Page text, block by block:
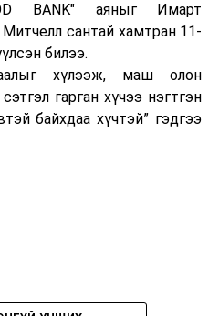
BANK" аяныг Имарт
сантай хамтран 11-
билээ.
хүлээж, маш олон
гарган хүчээ нэгтгэн
байхдаа хүчтэй” гэдгээ